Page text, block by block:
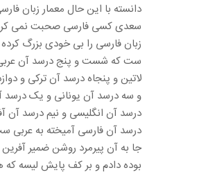
دانسته با این حال معمار زبان
سعدی کسی فارسی صحبت نمی
زبان فارسی را بی خودی بزرگ کرده
ست که شست و پنج درسد آن
لاتین و پنجاه درسد آن ترکی و
و سه درسد آن یونانی و یک
درسد آن انگلیسی و نیم درسد آن
درسد آن فارسی آمیخته به
جا به آن پیرمرد روشن ضمیر
بوده دادم و بر کف پایش لیسه که